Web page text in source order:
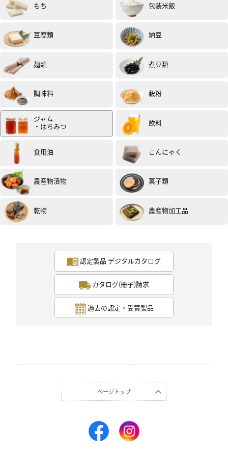
もち 包装米飯
豆腐類 納豆
麺類 煮豆類
調味料 穀粉
ジャム
・はちみつ 飲料
食用油 こんにゃく
農産物漬物 菓子類
乾物 農産物加工品
認定製品 デジタルカタログ
カタログ(冊子)請求
過去の認定・受賞製品
ページトップ